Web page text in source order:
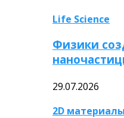
Life Science
Физики
29.07.2026
2D материалы